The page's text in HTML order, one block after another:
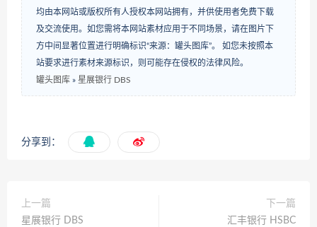
均由本网站或版权所有人授权本网站拥有，并供使用者免费下载
及交流使用。如您需将本网站素材应用于不同场景，请在图片下
方中间显著位置进行明确标识“来源：罐头图库”。 如您未按照本
站要求进行素材来源标识，则可能存在侵权的法律风险。
罐头图库 » 星展银行 DBS
分享到：
上一篇
星展银行 DBS
下一篇
汇丰银行 HSBC